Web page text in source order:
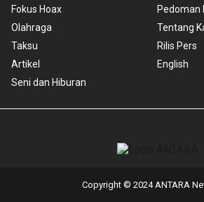
Fokus Hoax
Olahraga
Taksu
Artikel
Seni dan Hiburan
Pedoman
Tentang
Rilis Pers
English
Copyright © 2024 ANTARA